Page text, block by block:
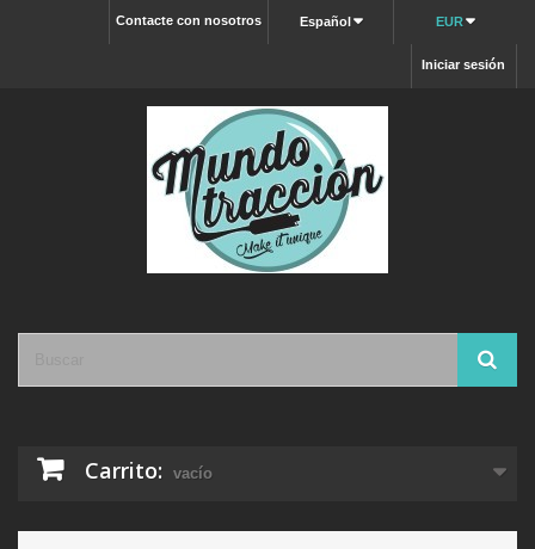
EUR
Español
Contacte con nosotros
Iniciar sesión
Carrito: vacío